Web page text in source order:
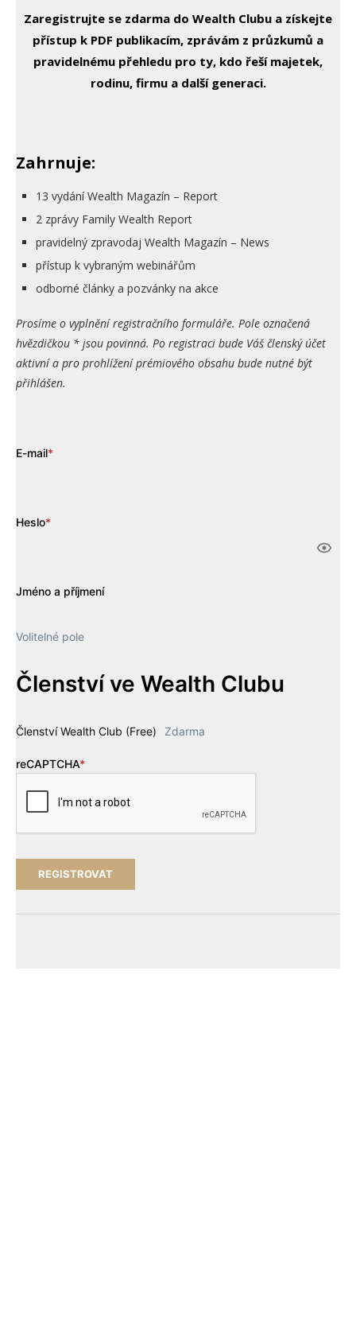
Zaregistrujte se zdarma do Wealth Clubu a získejte
přístup k PDF publikacím, zprávám z průzkumů a
pravidelnému přehledu pro ty, kdo řeší majetek,
rodinu, firmu a další generaci.
Zahrnuje:
13 vydání Wealth Magazín – Report
2 zprávy Family Wealth Report
pravidelný zpravodaj Wealth Magazín – News
přístup k vybraným webinářům
odborné články a pozvánky na akce
Prosíme o vyplnění registračního formuláře. Pole označená
hvězdičkou * jsou povinná. Po registraci bude Váš členský účet
aktivní a pro prohlížení prémiového obsahu bude nutné být
přihlášen.
E-mail*
Heslo*
Jméno a příjmení
Volitelné pole
Členství ve Wealth Clubu
Členství Wealth Club (Free) Zdarma
reCAPTCHA*